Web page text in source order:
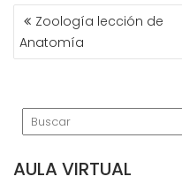
NAVEGACIÓN
DE
ENTRADAS
Zoología lección de
Anatomía
AULA VIRTUAL